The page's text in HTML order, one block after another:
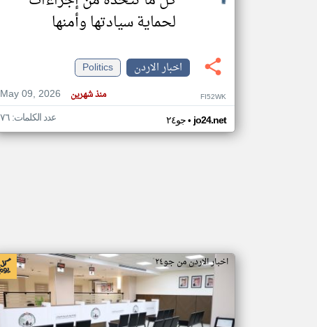
لحماية سيادتها وأمنها
اخبار الاردن
Politics
May 09, 2026
منذ شهرين FI52WK
جو٢٤•jo24.net عدد الكلمات: ٧٦
اخبار الاردن من جو٢٤